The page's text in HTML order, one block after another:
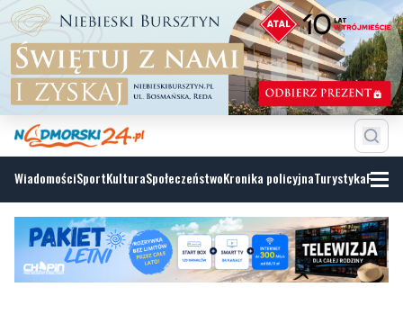
WiadomościSportKulturaSpołeczeństwoKronika policyjnaTurystyka